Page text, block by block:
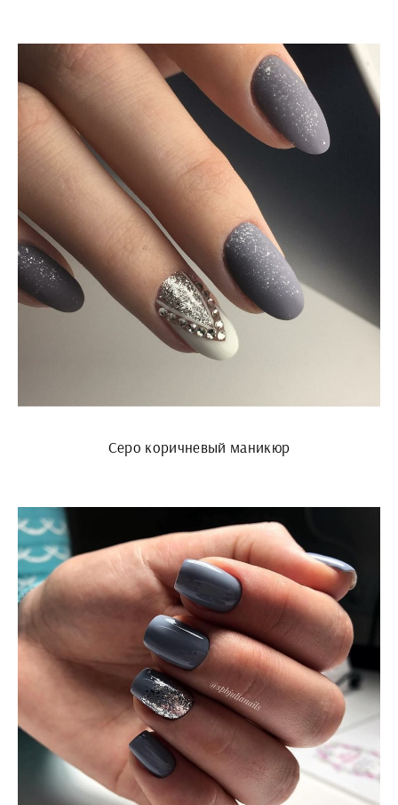
Серо коричневый маникюр